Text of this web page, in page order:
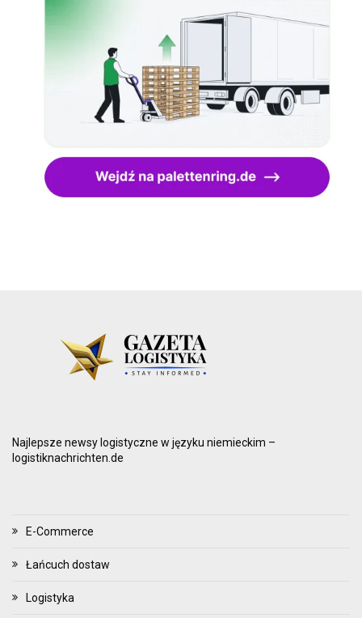
Najlepsze newsy logistyczne w języku niemieckim –
logistiknachrichten.de
E-Commerce
Łańcuch dostaw
Logistyka